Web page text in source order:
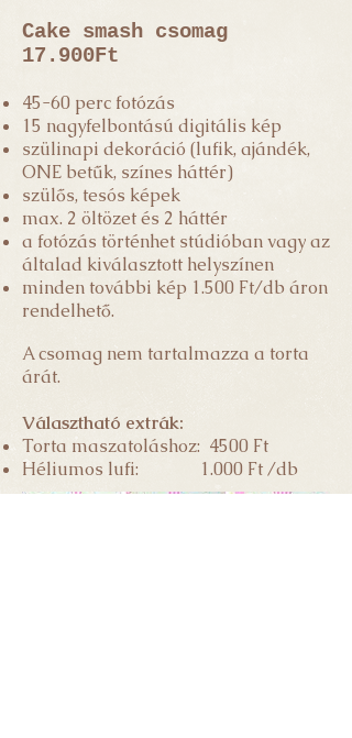
Cake smash csomag
17.900Ft
45-60 perc fotózás
15 nagyfelbontású digitális kép
szülinapi dekoráció (lufik, ajándék,
ONE betűk, színes háttér)
szülős, tesós képek
max. 2 öltözet és 2 háttér
a fotózás történhet stúdióban vagy az
általad kiválasztott helyszínen
minden további kép 1.500 Ft/db áron
rendelhető.
A csomag nem tartalmazza a torta
árát.
Választható extrák:
Torta maszatoláshoz: 4500 Ft
Héliumos lufi: 1.000 Ft /db